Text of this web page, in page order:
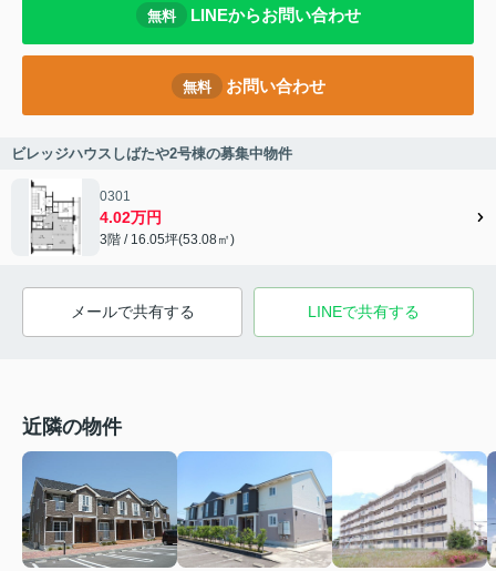
無料 LINEからお問い合わせ
無料 お問い合わせ
ビレッジハウスしばたや2号棟の募集中物件
0301
4.02万円
3階 / 16.05坪(53.08㎡)
メールで共有する LINEで共有する
近隣の物件